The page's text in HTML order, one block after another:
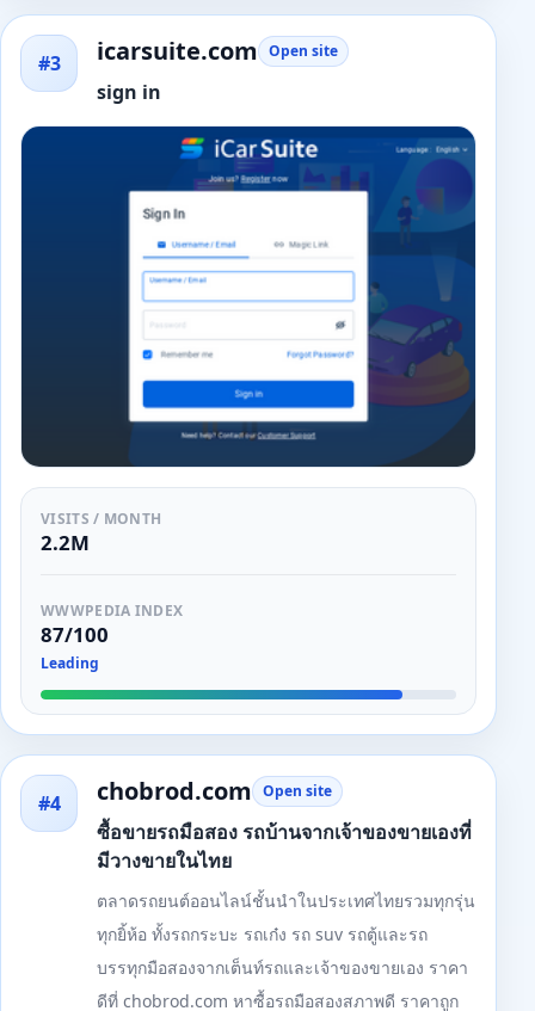
#3 icarsuite.com Open site
sign in
VISITS / MONTH
2.2M
WWWPEDIA INDEX
87/100
Leading
#4 chobrod.com Open site
ซื้อขายรถมือสอง รถบ้านจากเจ้าของขายเองที่
มีวางขายในไทย
ตลาดรถยนต์ออนไลน์ชั้นนำในประเทศไทยรวมทุกรุ่น
ทุกยิ้ห้อ ทั้งรถกระบะ รถเก๋ง รถ suv รถตู้และรถ
บรรทุกมือสองจากเต็นท์รถและเจ้าของขายเอง ราคา
ดีที่ chobrod.com หาซื้อรถมือสองสภาพดี ราคาถูก